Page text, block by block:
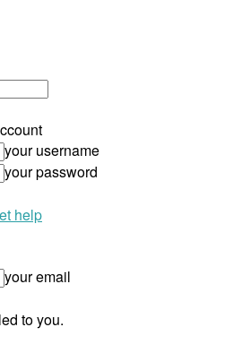
your username
your password
help
your email
to you.